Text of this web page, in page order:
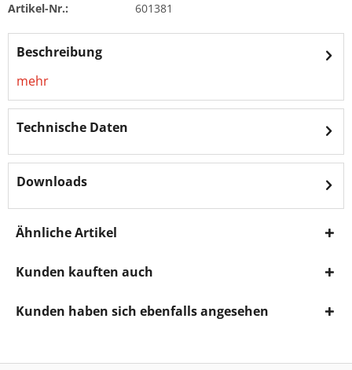
Artikel-Nr.:
601381
Beschreibung
mehr
Technische Daten
Downloads
Ähnliche Artikel
Kunden kauften auch
Kunden haben sich ebenfalls angesehen